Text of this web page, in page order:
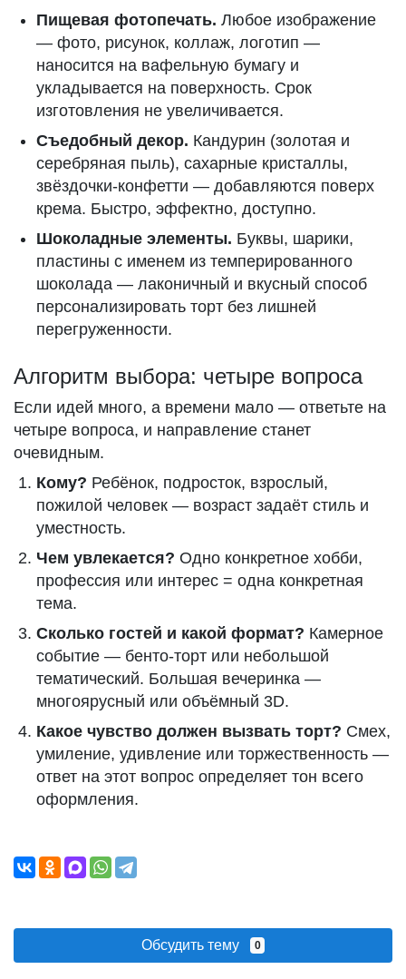
Пищевая фотопечать. Любое изображение
— фото, рисунок, коллаж, логотип —
наносится на вафельную бумагу и
укладывается на поверхность. Срок
изготовления не увеличивается.
Съедобный декор. Кандурин (золотая и
серебряная пыль), сахарные кристаллы,
звёздочки-конфетти — добавляются поверх
крема. Быстро, эффектно, доступно.
Шоколадные элементы. Буквы, шарики,
пластины с именем из темперированного
шоколада — лаконичный и вкусный способ
персонализировать торт без лишней
перегруженности.
Алгоритм выбора: четыре вопроса
Если идей много, а времени мало — ответьте на
четыре вопроса, и направление станет
очевидным.
Кому? Ребёнок, подросток, взрослый,
пожилой человек — возраст задаёт стиль и
уместность.
Чем увлекается? Одно конкретное хобби,
профессия или интерес = одна конкретная
тема.
Сколько гостей и какой формат? Камерное
событие — бенто-торт или небольшой
тематический. Большая вечеринка —
многоярусный или объёмный 3D.
Какое чувство должен вызвать торт? Смех,
умиление, удивление или торжественность —
ответ на этот вопрос определяет тон всего
оформления.
Обсудить тему 0